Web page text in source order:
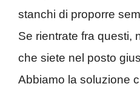
stanchi di proporre
Se rientrate fra questi,
che siete nel posto
Abbiamo la soluzione